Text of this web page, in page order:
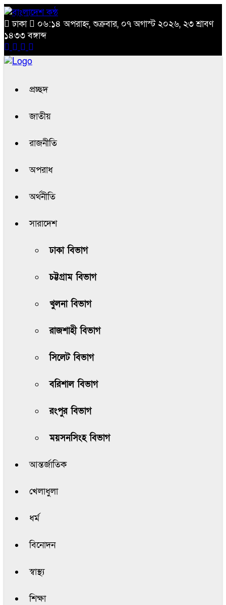
ঢাকা
০৬:১৪ অপরাহ্ন, শুক্রবার, ০৭ অগাস্ট ২০২৬, ২৩ শ্রাবণ
১৪৩৩ বঙ্গাব্দ
প্রচ্ছদ
জাতীয়
রাজনীতি
অপরাধ
অর্থনীতি
সারাদেশ
ঢাকা বিভাগ
চট্টগ্রাম বিভাগ
খুলনা বিভাগ
রাজশাহী বিভাগ
সিলেট বিভাগ
বরিশাল বিভাগ
রংপুর বিভাগ
ময়সনসিংহ বিভাগ
আন্তর্জাতিক
খেলাধুলা
ধর্ম
বিনোদন
স্বাস্থ্য
শিক্ষা